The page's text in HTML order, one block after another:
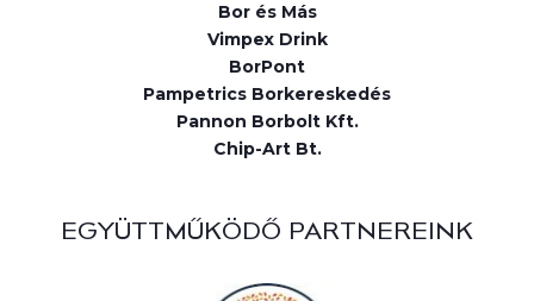
Bor és Más
Vimpex Drink
BorPont
Pampetrics Borkereskedés
Pannon Borbolt Kft.
Chip-Art Bt.
EGYÜTTMŰKÖDŐ PARTNEREINK